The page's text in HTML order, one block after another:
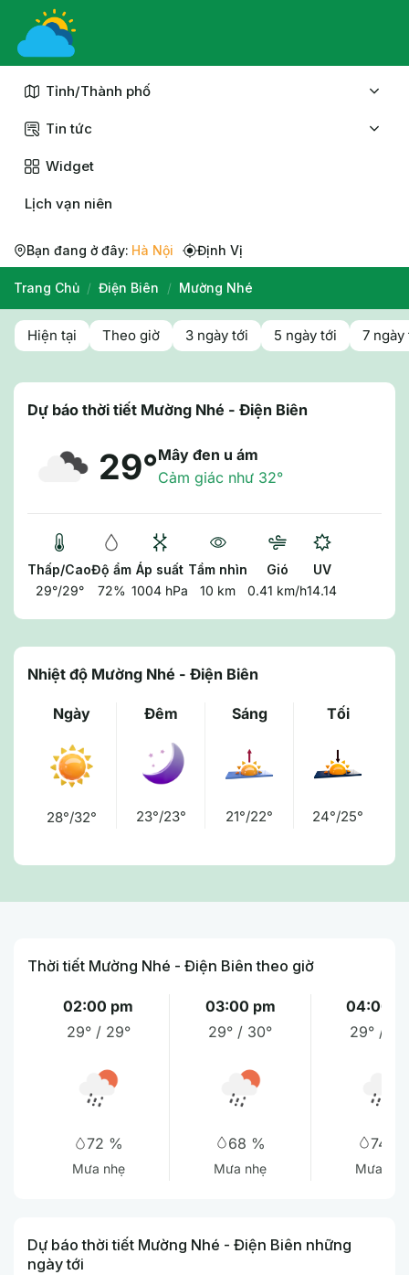
Chuyển
nội
Tỉnh/Thành phố
Tin tức
Widget
Lịch vạn niên
Bạn đang ở đây: Hà Nội Định Vị
Trang Chủ / Điện Biên / Mường Nhé
Hiện tại Theo giờ 3 ngày tới 5 ngày tới 7 ngày
Dự báo thời tiết Mường Nhé - Điện Biên
29°Mây đen u ám
Cảm giác như 32°
Thấp/Cao
29°/29°
Độ ẩm
72%
Áp suất
1004 hPa
Tầm nhìn
10 km
Gió
0.41 km/h
UV
14.14
Nhiệt độ Mường Nhé - Điện Biên
Ngày
28°/32°
Đêm
23°/23°
Sáng
21°/22°
Tối
24°/25°
Thời tiết Mường Nhé - Điện Biên theo giờ
02:00 pm
29° / 29°
72 %
Mưa nhẹ
03:00 pm
29° / 30°
68 %
Mưa nhẹ
04:00
29° /
74 %
Mưa vừa
Dự báo thời tiết Mường Nhé - Điện Biên những
ngày tới